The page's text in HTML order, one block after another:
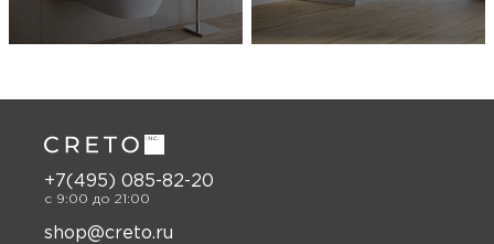
+7(495) 085-82-20
c 9:00 до 21:00
shop@creto.ru